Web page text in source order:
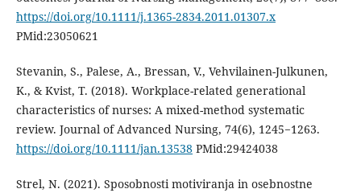
https://doi.org/10.1111/j.1365-2834.2011.01307.x
PMid:23050621
Stevanin, S., Palese, A., Bressan, V., Vehvilainen-Julkunen,
K., & Kvist, T. (2018). Workplace-related generational
characteristics of nurses: A mixed-method systematic
review. Journal of Advanced Nursing, 74(6), 1245−1263.
https://doi.org/10.1111/jan.13538PMid:29424038
Strel, N. (2021). Sposobnosti motiviranja in osebnostne